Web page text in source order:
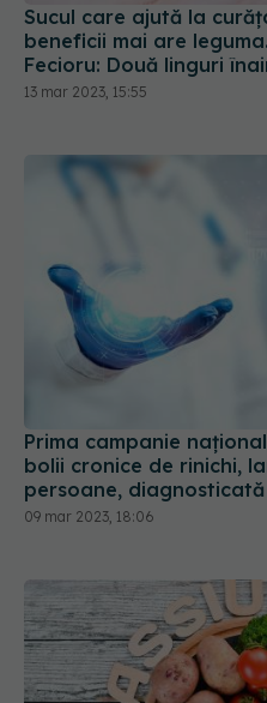
Sucul care ajută la
beneficii mai are
Fecioru: Două linguri
13 mar 2023, 15:55
Prima campanie
bolii cronice de rinichi,
persoane,
09 mar 2023, 18:06